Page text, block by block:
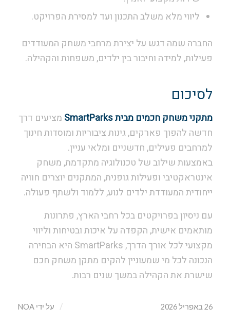
ליווי מלא משלב התכנון ועד למסירת הפרויקט.
החברה שמה דגש על יצירת מרחבי משחק המעודדים
פעילות, למידה וחיבור בין ילדים, משפחות והקהילה.
לסיכום
מתקני משחק חכמים מבית SmartParks
מציעים דרך
חדשה להפוך פארקים, גינות ציבוריות ומוסדות חינוך
למרחבים פעילים, חדשניים ומלאי עניין.
באמצעות שילוב של טכנולוגיה מתקדמת, משחק
אינטראקטיבי ופעילות גופנית, המתקנים יוצרים חוויה
ייחודית המעודדת ילדים לנוע, ללמוד ולשתף פעולה.
עם ניסיון בפרויקטים בכל רחבי הארץ, פתרונות
מותאמים אישית, הקפדה על איכות ובטיחות וליווי
מקצועי לכל אורך הדרך, SmartParks היא הבחירה
הנכונה לכל מי שמעוניין להקים מתקן משחק חכם
שישרת את הקהילה במשך שנים רבות.
26 באפריל 2026 / על ידיNOA